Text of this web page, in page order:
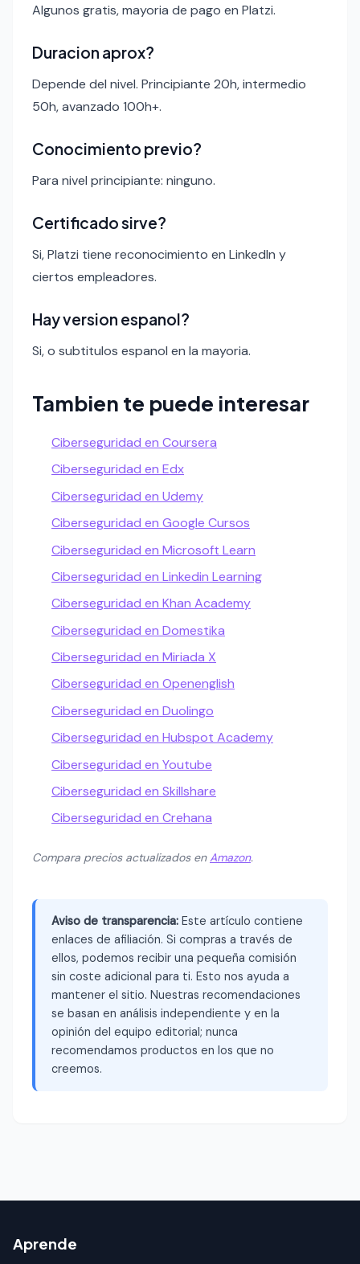
Algunos gratis, mayoria de pago en Platzi.
Duracion aprox?
Depende del nivel. Principiante 20h, intermedio
50h, avanzado 100h+.
Conocimiento previo?
Para nivel principiante: ninguno.
Certificado sirve?
Si, Platzi tiene reconocimiento en LinkedIn y
ciertos empleadores.
Hay version espanol?
Si, o subtitulos espanol en la mayoria.
Tambien te puede interesar
Ciberseguridad en Coursera
Ciberseguridad en Edx
Ciberseguridad en Udemy
Ciberseguridad en Google Cursos
Ciberseguridad en Microsoft Learn
Ciberseguridad en Linkedin Learning
Ciberseguridad en Khan Academy
Ciberseguridad en Domestika
Ciberseguridad en Miriada X
Ciberseguridad en Openenglish
Ciberseguridad en Duolingo
Ciberseguridad en Hubspot Academy
Ciberseguridad en Youtube
Ciberseguridad en Skillshare
Ciberseguridad en Crehana
Compara precios actualizados enAmazon.
Aviso de transparencia: Este artículo contiene
enlaces de afiliación. Si compras a través de
ellos, podemos recibir una pequeña comisión
sin coste adicional para ti. Esto nos ayuda a
mantener el sitio. Nuestras recomendaciones
se basan en análisis independiente y en la
opinión del equipo editorial; nunca
recomendamos productos en los que no
creemos.
Aprende